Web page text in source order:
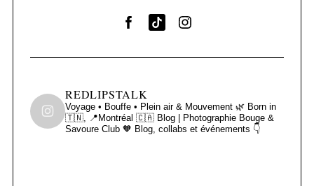
REDLIPSTALK
Voyage • Bouffe • Plein air & Mouvement 🌿Born in
🇹🇳, 📍Montréal 🇨🇦Blog | PhotographieBouge &
Savoure Club 🧡 Blog, collabs et événements 👇